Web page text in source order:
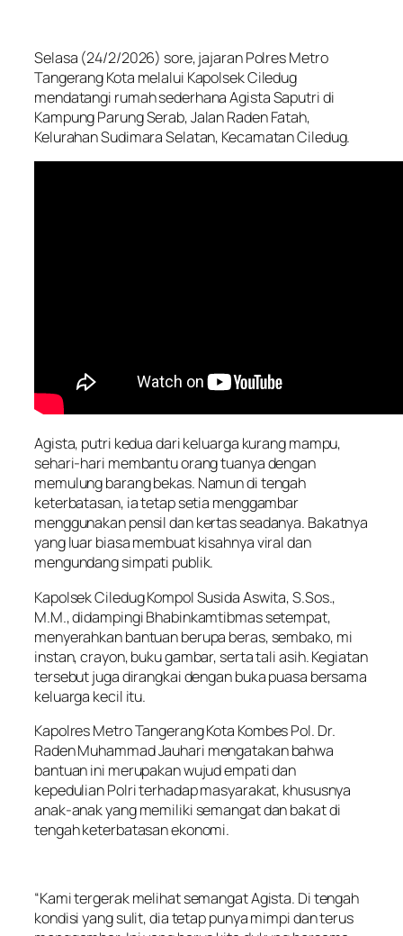
Selasa (24/2/2026) sore, jajaran Polres Metro
Tangerang Kota melalui Kapolsek Ciledug
mendatangi rumah sederhana Agista Saputri di
Kampung Parung Serab, Jalan Raden Fatah,
Kelurahan Sudimara Selatan, Kecamatan Ciledug.
Agista, putri kedua dari keluarga kurang mampu,
sehari-hari membantu orang tuanya dengan
memulung barang bekas. Namun di tengah
keterbatasan, ia tetap setia menggambar
menggunakan pensil dan kertas seadanya. Bakatnya
yang luar biasa membuat kisahnya viral dan
mengundang simpati publik.
Kapolsek Ciledug Kompol Susida Aswita, S.Sos.,
M.M., didampingi Bhabinkamtibmas setempat,
menyerahkan bantuan berupa beras, sembako, mi
instan, crayon, buku gambar, serta tali asih. Kegiatan
tersebut juga dirangkai dengan buka puasa bersama
keluarga kecil itu.
Kapolres Metro Tangerang Kota Kombes Pol. Dr.
Raden Muhammad Jauhari mengatakan bahwa
bantuan ini merupakan wujud empati dan
kepedulian Polri terhadap masyarakat, khususnya
anak-anak yang memiliki semangat dan bakat di
tengah keterbatasan ekonomi.
“Kami tergerak melihat semangat Agista. Di tengah
kondisi yang sulit, dia tetap punya mimpi dan terus